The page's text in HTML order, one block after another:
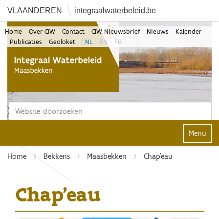
VLAANDEREN integraalwaterbeleid.be
Zoek
Home Over CIW Contact CIW-Nieuwsbrief Nieuws
Kalender
Publicaties
Geoloket NL EN FR
Klap
Home Bekkens Maasbekken Chap'eau
Chap'eau